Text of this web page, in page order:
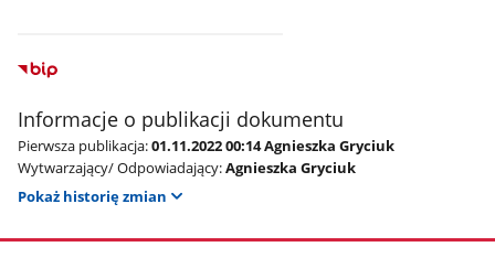
Informacje o publikacji dokumentu
Pierwsza publikacja:01.11.2022 00:14 Agnieszka Gryciuk
Wytwarzający/ Odpowiadający:Agnieszka Gryciuk
Pokaż historię zmian